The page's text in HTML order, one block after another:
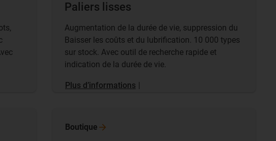
Paliers lisses
Augmentation de la durée de vie, suppression du
Baisser les coûts et du lubrification. 10 000 types
sur stock. Avec outil de recherche rapide et
indication de la durée de vie.
Plus d’informations |
Boutique